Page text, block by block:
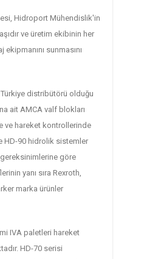
Hidroport Mühendislik'in
ve üretim ekibinin her
sunmasını
distribütörü olduğu
ait AMCA valf blokları
ve hareket kontrollerinde
HD-90 hidrolik sistemler
göre
yanı sıra Rexroth,
marka ürünler
IVA paletleri hareket
HD-70 serisi